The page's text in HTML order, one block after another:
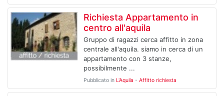
Richiesta Appartamento in
centro all'aquila
Gruppo di ragazzi cerca affitto in zona
centrale all'aquila. siamo in cerca di un
appartamento con 3 stanze,
possibilmente ...
Pubblicato in L'Aquila - Affitto richiesta